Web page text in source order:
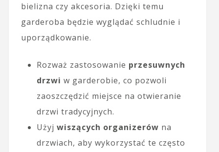
bielizna czy akcesoria. Dzięki temu
garderoba będzie wyglądać schludnie i
uporządkowanie.
Rozważ zastosowanie przesuwnych
drzwi w garderobie, co pozwoli
zaoszczędzić miejsce na otwieranie
drzwi tradycyjnych.
Użyj wiszących organizerów na
drzwiach, aby wykorzystać te często